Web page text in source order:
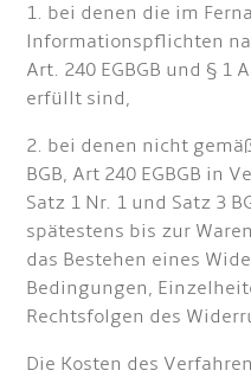
1. bei denen die im
lnformationspflichten
Art. 240 EGBGB und § 1
erfüllt sind,
2. bei denen nicht
BGB, Art 240 EGBGB in
Satz 1 Nr. 1 und Satz 3
spätestens bis zur
das Bestehen eines
Bedingungen,
Rechtsfolgen des
Die Kosten des